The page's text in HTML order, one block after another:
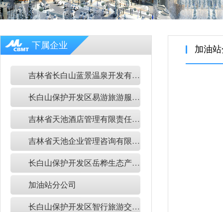
下属企业
吉林省长白山蓝景温泉开发有限公司
长白山保护开发区易游旅游服务有限公司
吉林省天池酒店管理有限责任公司
吉林省天池企业管理咨询有限公司
长白山保护开发区岳桦生态产品有限公司
加油站分公司
长白山保护开发区智行旅游交通服务有限公司
加油